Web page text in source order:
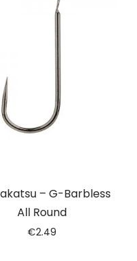
– G-Barbless
All Round
€2.49